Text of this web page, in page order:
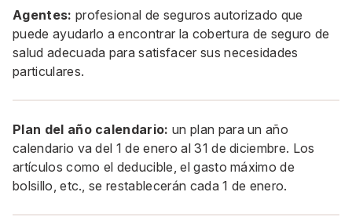
Agentes: profesional de seguros autorizado que
puede ayudarlo a encontrar la cobertura de seguro de
salud adecuada para satisfacer sus necesidades
particulares.
Plan del año calendario: un plan para un año
calendario va del 1 de enero al 31 de diciembre. Los
artículos como el deducible, el gasto máximo de
bolsillo, etc., se restablecerán cada 1 de enero.